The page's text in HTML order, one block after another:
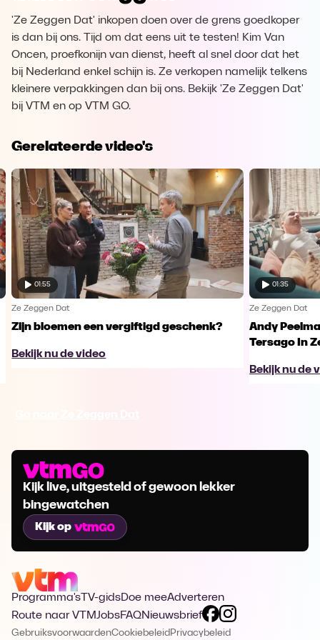
'Ze Zeggen Dat' inkopen doen over de grens goedkoper
is dan bij ons. Tijd om dat eens uit te testen! Kim Van
Oncen, proefkonijn van dienst, heeft al snel door dat het
bij Nederland enkel schijn is. Ze verkopen namelijk telkens
kleinere verpakkingen dan bij ons. Bekijk 'Ze Zeggen Dat'
bij VTM en op VTM GO.
Gerelateerde video's
01:55
Ze Zeggen Dat
Zijn bloemen een vergiftigd geschenk?
Bekijk nu de video
01:35
Ze Zeggen Dat
Andy
Tersago In
Bekijk nu de
Kijk live, uitgesteld of gewoon lekker
bingewatchen
Kijk op
Programma's TV-gidsDoe meeAdverteren
Route naar VTMJobsFAQNieuwsbrief
GebruiksvoorwaardenCookiebeleid Privacybeleid